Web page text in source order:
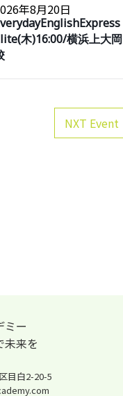
年8月20日
木)16:00/横浜上大岡
NXT Event
目白2-20-5